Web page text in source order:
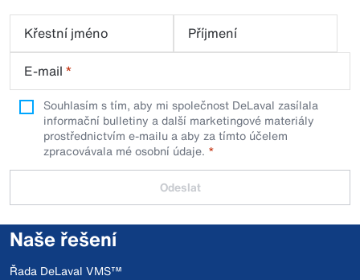
Křestní jméno
Příjmení
E-mail *
Souhlasím s tím, aby mi společnost DeLaval zasílala
informační bulletiny a další marketingové materiály
prostřednictvím e-mailu a aby za tímto účelem
zpracovávala mé osobní údaje.
Odeslat
Naše řešení
Řada DeLaval VMS™